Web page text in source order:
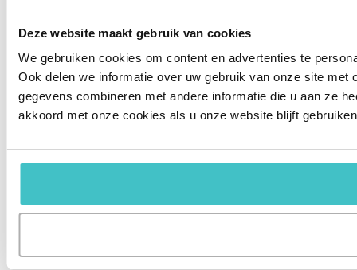
Deze website maakt gebruik van cookies
We gebruiken cookies om content en advertenties te
Ook delen we informatie over uw gebruik van onze site
gegevens combineren met andere informatie die u aan ze
akkoord met onze cookies als u onze website blijft